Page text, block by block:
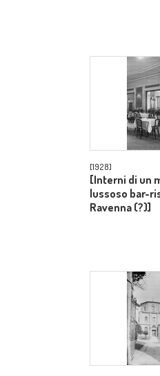
[1928]
[Interni di un
lussoso bar-
Ravenna (?)]